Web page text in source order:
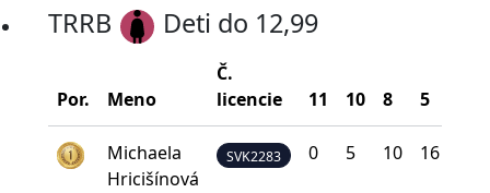
TRRB Deti do 12,99
Por. Meno
Č.
licencie
11 10 8 5
Michaela
Hricišínová
SVK2283 0 5 10 16